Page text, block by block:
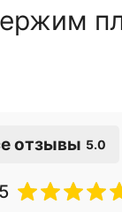
отзывы 5.0